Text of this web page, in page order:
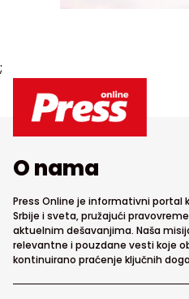
;
O nama
Press Online je informativni portal
Srbije i sveta, pružajući
aktuelnim dešavanjima. Naša
relevantne i pouzdane vesti koje
kontinuirano praćenje ključnih